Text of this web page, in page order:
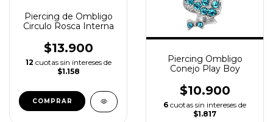
Piercing de Ombligo
Circulo Rosca Interna
$13.900
12 cuotas sin intereses de
$1.158
COMPRAR
Piercing Ombligo
Conejo Play Boy
$10.900
6 cuotas sin intereses de
$1.817